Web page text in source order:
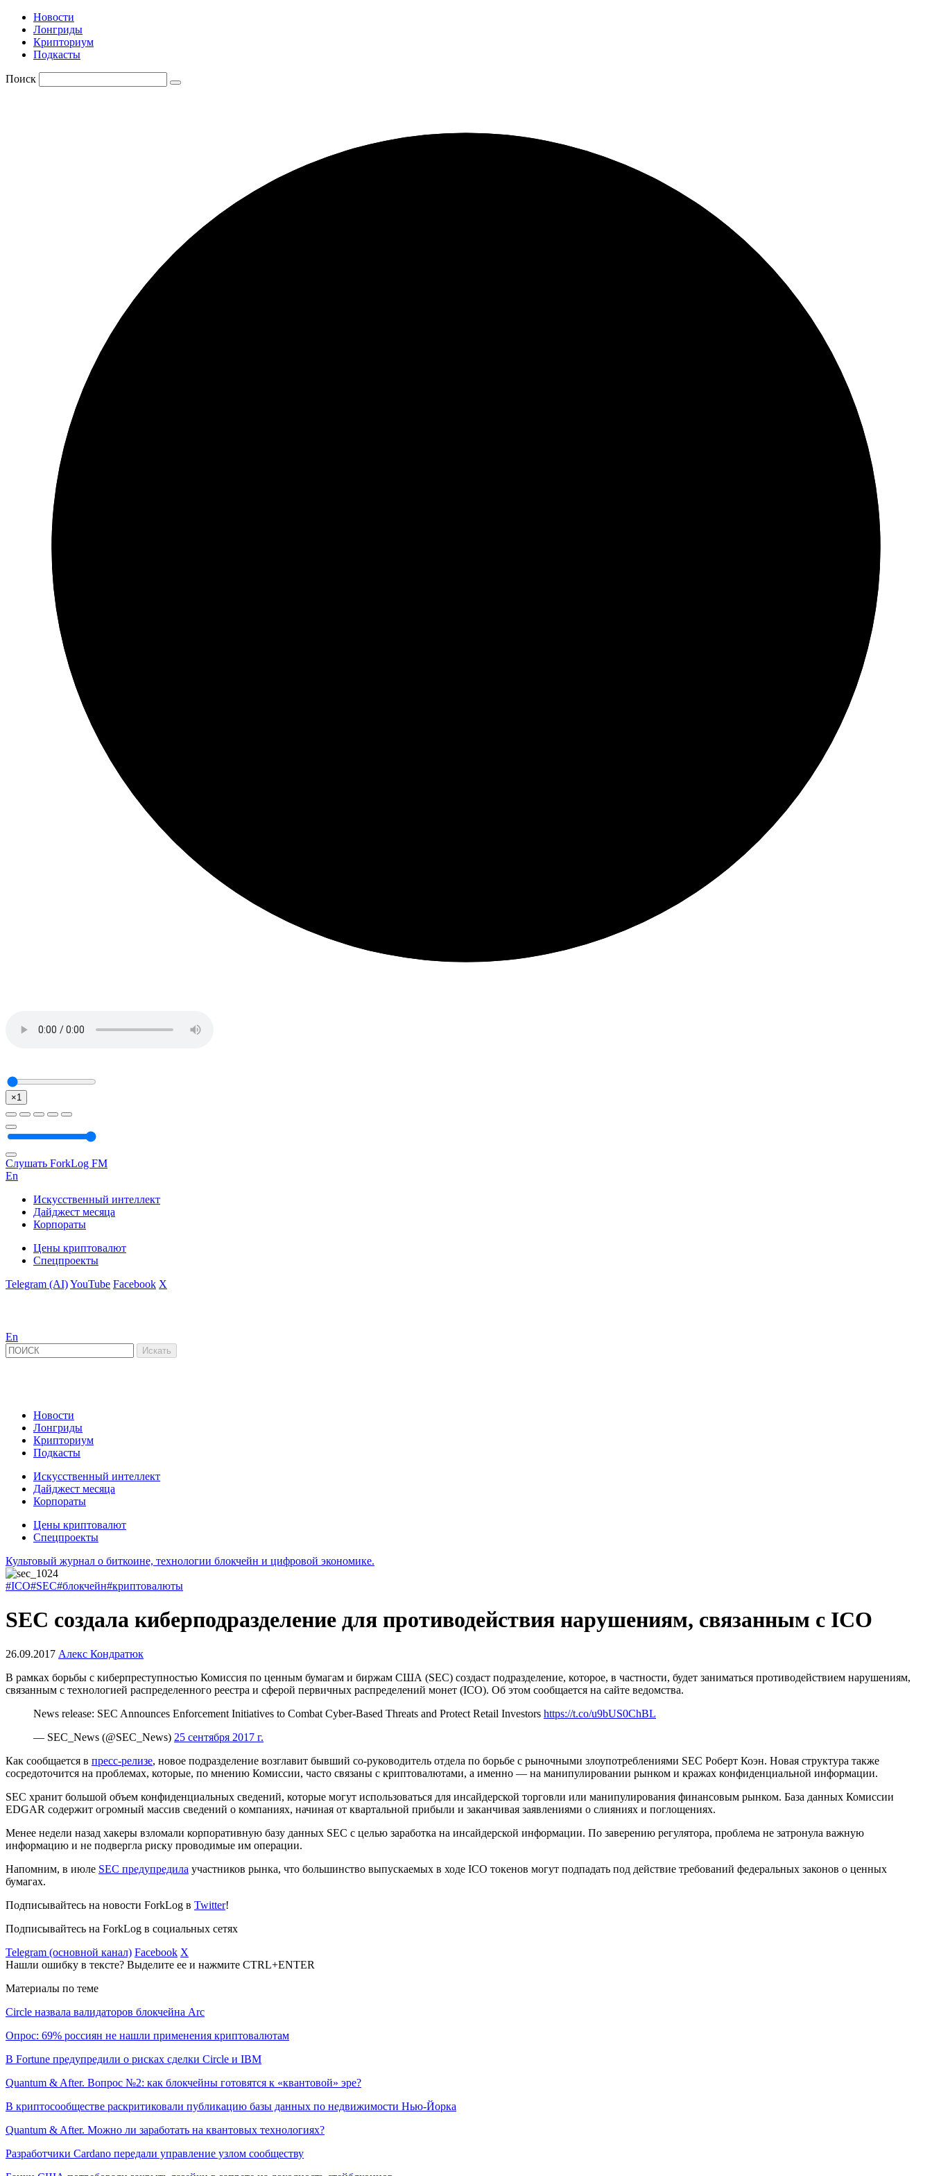
Новости
Лонгриды
Крипториум
Подкасты
Поиск
×1
Слушать ForkLog FM
En
Искусственный интеллект
Дайджест месяца
Корпораты
Цены криптовалют
Спецпроекты
Telegram (AI)YouTube Facebook X
En
Новости
Лонгриды
Крипториум
Подкасты
Искусственный интеллект
Дайджест месяца
Корпораты
Цены криптовалют
Спецпроекты
Культовый журнал о биткоине, технологии блокчейн и цифровой экономике.
#ICO#SEC#блокчейн#криптовалюты
SEC создала киберподразделение для противодействия нарушениям, связанным с ICO
26.09.2017 Алекс Кондратюк
В рамках борьбы с киберпреступностью Комиссия по ценным бумагам и биржам США (SEC) создаст подразделение, которое, в частности, будет заниматься противодействием нарушениям,
связанным с технологией распределенного реестра и сферой первичных распределений монет (ICO). Об этом сообщается на сайте ведомства.
News release: SEC Announces Enforcement Initiatives to Combat Cyber-Based Threats and Protect Retail Investors https://t.co/u9bUS0ChBL
— SEC_News (@SEC_News) 25 сентября 2017 г.
Как сообщается в пресс-релизе, новое подразделение возглавит бывший со-руководитель отдела по борьбе с рыночными злоупотреблениями SEC Роберт Коэн. Новая структура также
сосредоточится на проблемах, которые, по мнению Комиссии, часто связаны с криптовалютами, а именно — на манипулировании рынком и кражах конфиденциальной информации.
SEC хранит большой объем конфиденциальных сведений, которые могут использоваться для инсайдерской торговли или манипулирования финансовым рынком. База данных Комиссии
EDGAR содержит огромный массив сведений о компаниях, начиная от квартальной прибыли и заканчивая заявлениями о слияниях и поглощениях.
Менее недели назад хакеры взломали корпоративную базу данных SEC c целью заработка на инсайдерской информации. По заверению регулятора, проблема не затронула важную
информацию и не подвергла риску проводимые им операции.
Напомним, в июле SEC предупредила участников рынка, что большинство выпускаемых в ходе ICO токенов могут подпадать под действие требований федеральных законов о ценных
бумагах.
Подписывайтесь на новости ForkLog в Twitter!
Подписывайтесь на ForkLog в социальных сетях
Telegram (основной канал) Facebook X
Нашли ошибку в тексте? Выделите ее и нажмите CTRL+ENTER
Материалы по теме
Circle назвала валидаторов блокчейна Arc
Опрос: 69% россиян не нашли применения криптовалютам
В Fortune предупредили о рисках сделки Circle и IBM
Quantum & After. Вопрос №2: как блокчейны готовятся к «квантовой» эре?
В криптосообществе раскритиковали публикацию базы данных по недвижимости Нью-Йорка
Quantum & After. Можно ли заработать на квантовых технологиях?
Разработчики Cardano передали управление узлом сообществу